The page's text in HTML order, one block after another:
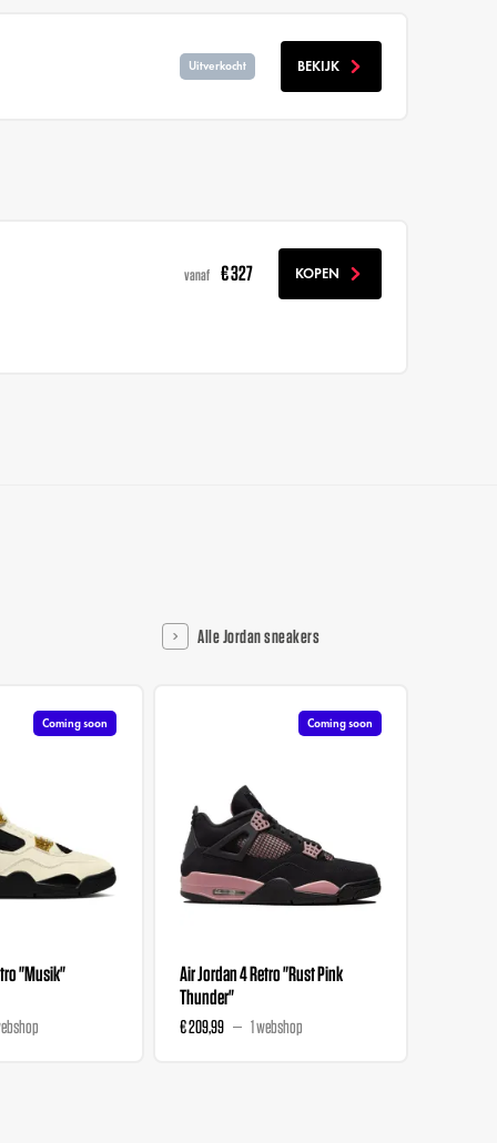
Uitverkocht BEKIJK
vanaf € 327 KOPEN
Alle Jordan sneakers
Coming soon
"Musik"
Coming soon
Air Jordan 4 Retro "Rust Pink
Thunder"
€ 209,99 1 webshop